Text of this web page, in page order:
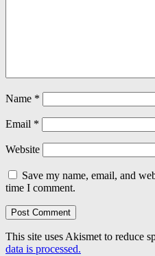
Name *
Email *
Website
Save my name, email, and
time I comment.
This site uses Akismet to reduce
data is processed.